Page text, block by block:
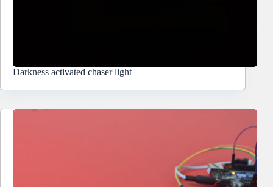
Darkness activated chaser light